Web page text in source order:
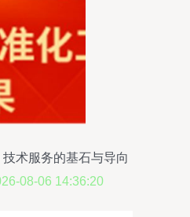
术服务的基石与导向
08-06 14:36:20